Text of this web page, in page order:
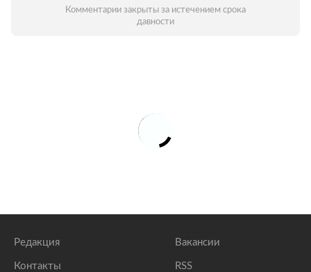
Комментарии закрыты за истечением срока
давности
Редакция
Контакты
Вакансии
RSS